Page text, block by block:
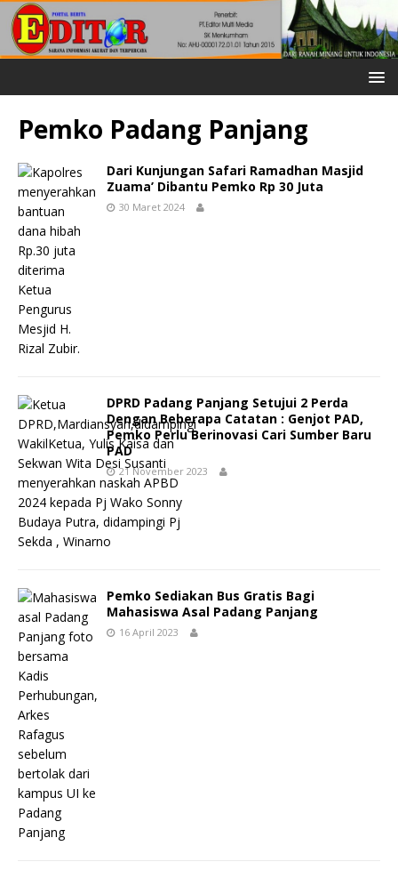
Pemko Padang Panjang
Dari Kunjungan Safari Ramadhan Masjid
Zuama’ Dibantu Pemko Rp 30 Juta
30 Maret 2024
DPRD Padang Panjang Setujui 2 Perda
Dengan Beberapa Catatan : Genjot PAD,
Pemko Perlu Berinovasi Cari Sumber Baru
PAD
21 November 2023
Pemko Sediakan Bus Gratis Bagi
Mahasiswa Asal Padang Panjang
16 April 2023